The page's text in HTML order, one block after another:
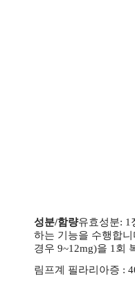
성분/함량유효성분: 1
하는 기능을 수행합니
경우 9~12mg)을 1회
림프계 필라리아증 :